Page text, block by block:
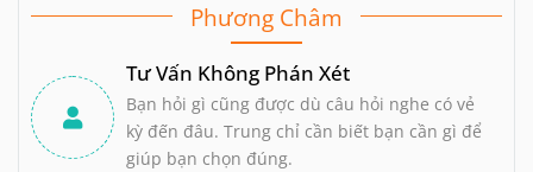
Phương Châm
Tư Vấn Không Phán Xét
Bạn hỏi gì cũng được dù câu hỏi nghe có vẻ
kỳ đến đâu. Trung chỉ cần biết bạn cần gì để
giúp bạn chọn đúng.